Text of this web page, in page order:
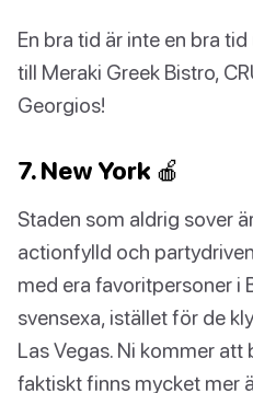
En bra tid är inte en bra
till Meraki Greek Bistro,
Georgios!
7. New York 🍎
Staden som aldrig sover
actionfylld och
med era favoritpersoner i
svensexa, istället för de
Las Vegas. Ni kommer
faktiskt finns mycket mer